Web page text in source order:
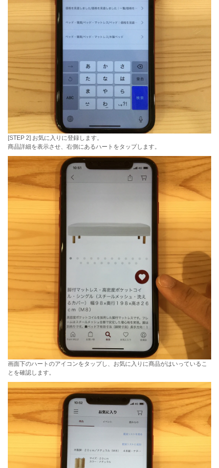
[STEP 2] お気に入りに登録します。
商品詳細を表示させ、右側にあるハートをタップします。
画面下のハートのアイコンをタップし、お気に入りに商品がはいっているこ
とを確認します。